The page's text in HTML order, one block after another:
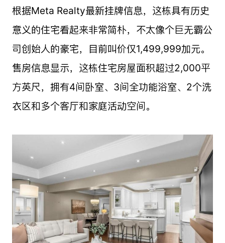
根据Meta Realty最新挂牌信息，这栋具有历史
意义的住宅看起来非常简朴，不太像个巨无霸公
司创始人的豪宅，目前叫价仅1,499,999加元。
售房信息显示，这栋住宅房屋面积超过2,000平
方英尺，拥有4间卧室、3间全功能浴室、2个洗
衣区和多个客厅和家庭活动空间。